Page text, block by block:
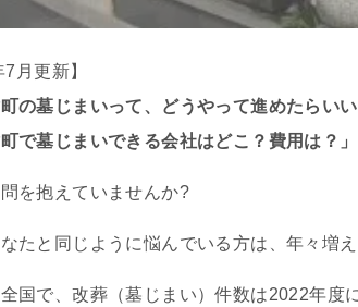
7月更新】
町の墓じまいって、どうやって進めたらいい
町で墓じまいできる会社はどこ？費用は？」
を抱えていませんか?
たと同じように悩んでいる方は、年々増え
国で、改葬（墓じまい）件数は2022年度